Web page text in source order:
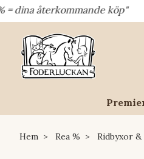
köp"
Hem Rea % Ridbyxor